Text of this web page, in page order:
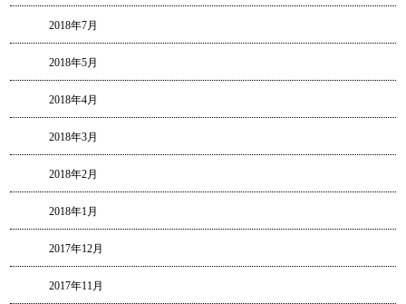
2018年7月
2018年5月
2018年4月
2018年3月
2018年2月
2018年1月
2017年12月
2017年11月